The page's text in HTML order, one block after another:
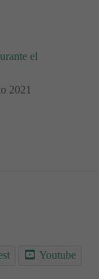
el
2021
gluten durante el
Youtube